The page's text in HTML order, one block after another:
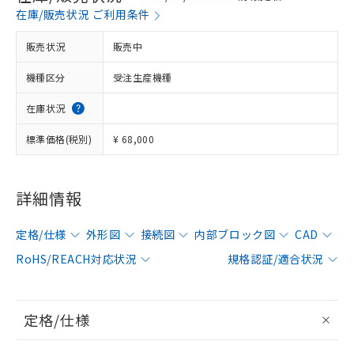
在庫/販売状況 ご利用条件
販売状況 販売中
機種区分 受注生産機種
在庫状況
標準価格(税別) ¥ 68,000
詳細情報
定格/仕様 外形図 接続図 内部ブロック図
CAD
RoHS/REACH対応状況
規格認証/適合状況
定格/仕様